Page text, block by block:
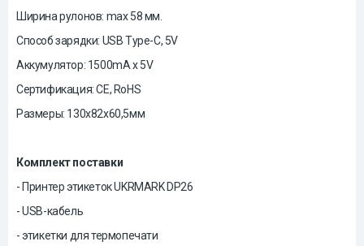
Ширина рулонов: max 58 мм.
Способ зарядки: USB Type-C, 5V
Аккумулятор: 1500mA x 5V
Сертификация: CE, RoHS
Размеры: 130х82х60,5мм
Комплект поставки
- Принтер этикеток UKRMARK DP26
- USB-кабель
- этикетки для термопечати